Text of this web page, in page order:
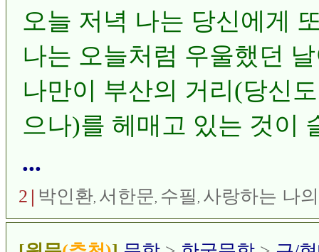
오늘 저녁 나는 당신에게
나는 오늘처럼 우울했던
나만이 부산의 거리(당신
으나)를 헤매고 있는 것이
어째서 이다지도 쓸쓸한
것이 어디 있는가? 자문자
는 당신과 떨어져 있는 것
...
2 | 박인환, 서한문, 수필 , 사랑하는 나